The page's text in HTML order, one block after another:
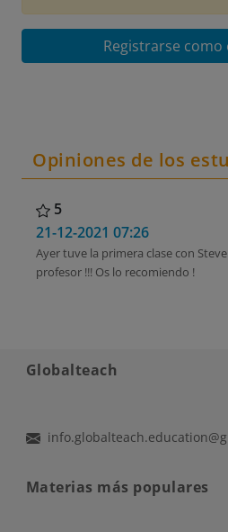
Registrarse
Opiniones de los
5
21-12-2021 07:26
Ayer tuve la primera clase con
profesor !!! Os lo recomiendo !
Globalteach
Materias más populares